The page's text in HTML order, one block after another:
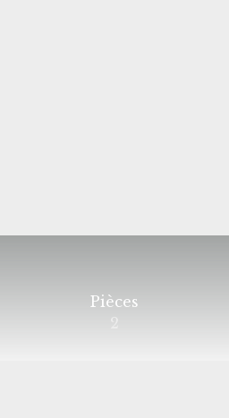
Pièces